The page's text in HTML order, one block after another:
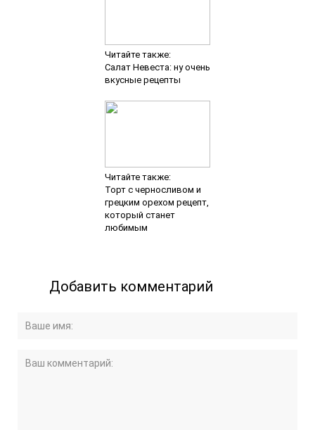
Читайте также:
Салат Невеста: ну очень
вкусные рецепты
Читайте также:
Торт с черносливом и
грецким орехом рецепт,
который станет
любимым
Добавить комментарий